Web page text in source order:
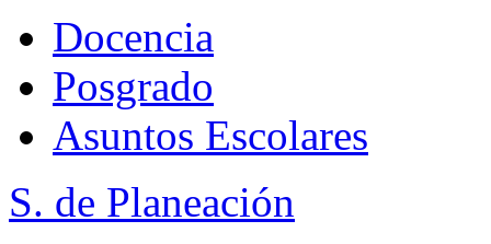
Docencia
Posgrado
Asuntos Escolares
S. de Planeación